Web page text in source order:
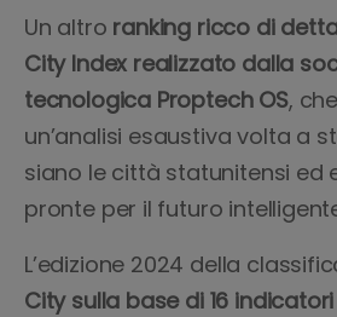
Un altro ranking ricco di
City Index realizzato dalla
tecnologica Proptech OS,
un’analisi esaustiva volta a
siano le città statunitensi ed
pronte per il futuro
L’edizione 2024 della
City sulla base di 16